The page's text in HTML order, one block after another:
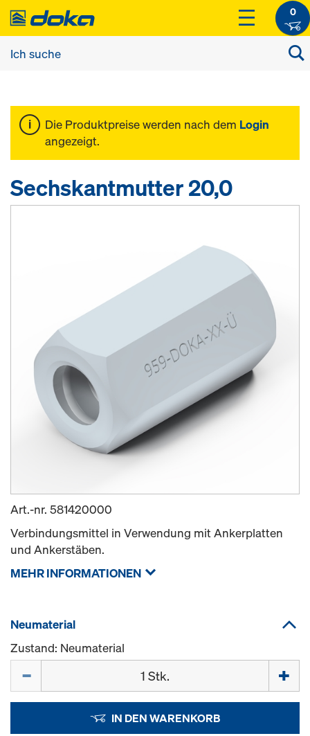
0
Die Produktpreise werden nach dem Login
angezeigt.
Sechskantmutter 20,0
Art.-nr. 581420000
Verbindungsmittel in Verwendung mit Ankerplatten
und Ankerstäben.
MEHR INFORMATIONEN
Neumaterial
Zustand: Neumaterial
IN DEN WARENKORB